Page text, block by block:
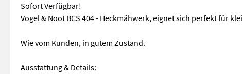
Sofort Verfügbar!
Vogel & Noot BCS 404 - Heckmähwerk, eignet sich perfekt für
Wie vom Kunden, in gutem Zustand.
Ausstattung & Details: